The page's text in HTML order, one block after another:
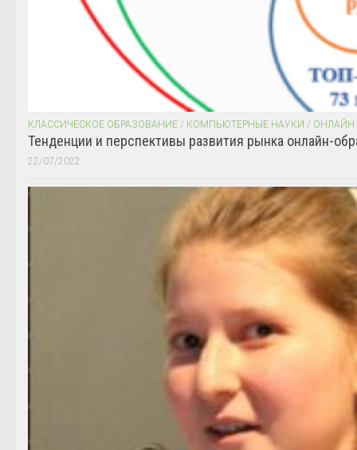
КЛАССИЧЕСКОЕ ОБРАЗОВАНИЕ / КОМПЬЮТЕРНЫЕ НАУКИ / ОНЛАЙН
Тенденции и перспективы развития рынка онлайн-
22/07/2022